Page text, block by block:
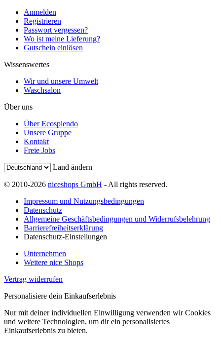
Anmelden
Registrieren
Passwort vergessen?
Wo ist meine Lieferung?
Gutschein einlösen
Wissenswertes
Wir und unsere Umwelt
Waschsalon
Über uns
Über Ecosplendo
Unsere Gruppe
Kontakt
Freie Jobs
Land ändern
© 2010-2026 niceshops GmbH - All rights reserved.
Impressum und Nutzungsbedingungen
Datenschutz
Allgemeine Geschäftsbedingungen und Widerrufsbelehrung
Barrierefreiheitserklärung
Datenschutz-Einstellungen
Unternehmen
Weitere nice Shops
Vertrag widerrufen
Personalisiere dein Einkaufserlebnis
Nur mit deiner individuellen Einwilligung verwenden wir Cookies
und weitere Technologien, um dir ein personalisiertes
Einkaufserlebnis zu bieten.